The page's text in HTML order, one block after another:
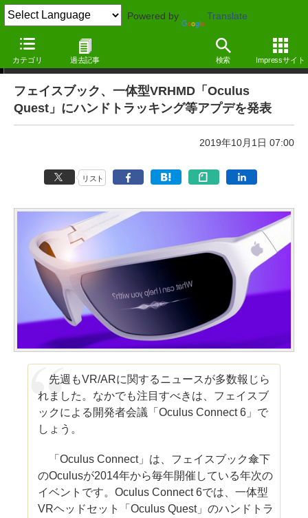
Powered by Translate
カテゴリ 過去記事 検索 Impressサイト
週刊VRウォッチ
フェイスブック、一体型VRHMD「Oculus
Quest」にハンドトラッキング等アプデを発表
2019年10月1日 07:00
リスト
先週もVR/ARに関するニュースが多数報じら
れました。なかでも注目すべきは、フェイスブ
ックによる開発者会議「Oculus Connect 6」で
しょう。
「Oculus Connect」は、フェイスブック傘下
のOculusが2014年から毎年開催している年次の
イベントです。Oculus Connect 6では、一体型
VRヘッドセット「Oculus Quest」のハンドトラ